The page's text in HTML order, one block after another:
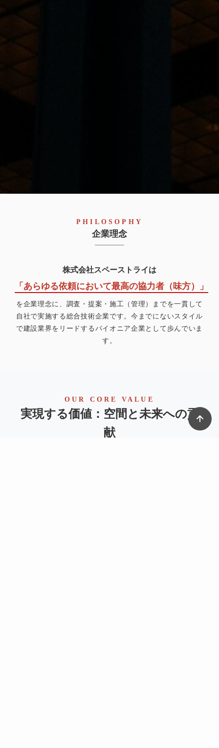
PHILOSOPHY
企業理念
株式会社スペーストライは
「あらゆる依頼において最高の協力者（味方）」
を企業理念に、調査・提案・施工（管理）までを一貫して
自社で実施する総合技術企業です。今までにないスタイル
で建設業界をリードするパイオニア企業として歩んでいま
す。
OUR CORE VALUE
実現する価値：空間と未来への貢
献